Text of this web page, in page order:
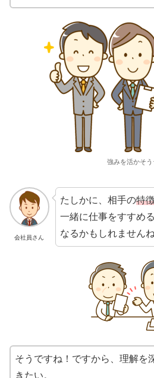
強みを活かそ
会社員さん
たしかに、相手の特
一緒に仕事をすすめる
なるかもしれませんね
そうですね！ですから、理解を
きたい。